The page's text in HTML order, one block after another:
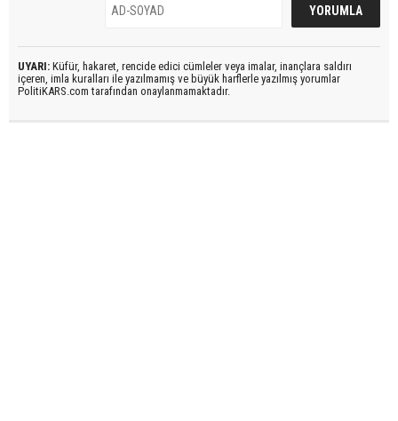
UYARI: Küfür, hakaret, rencide edici cümleler veya imalar, inançlara saldırı
içeren, imla kuralları ile yazılmamış ve büyük harflerle yazılmış yorumlar
PolitiKARS.com tarafından onaylanmamaktadır.